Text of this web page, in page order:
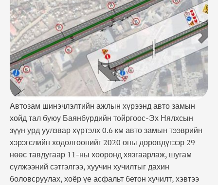
хийнэ. Тухайн авто зам нь 1988-1989 онд баригдаж
байсан …
Автозам шинэчлэлтийн ажлын хүрээнд авто замын
хойд тал буюу Баянбүрдийн тойргоос-Эх Нялхсын
зүүн урд уулзвар хүртэлх 0.6 км авто замын тээврийн
хэрэгслийн хөдөлгөөнийг 2020 оны дөрөвдүгээр 29-
нөөс тавдугаар 11-ны хооронд хязгаарлаж, шугам
сүлжээний сэтгэлгээ, хуучин хучилтыг дахин
боловсруулах, хоёр үе асфальт бетон хучилт, хэвтээ